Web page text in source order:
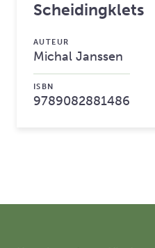
Scheidingklets
AUTEUR
Michal Janssen
ISBN
9789082881486